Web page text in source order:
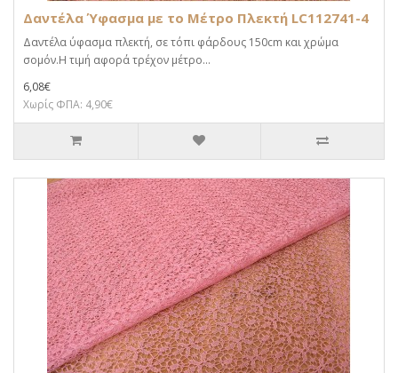
Δαντέλα Ύφασμα με το Μέτρο Πλεκτή LC112741-4
Δαντέλα ύφασμα πλεκτή, σε τόπι φάρδους 150cm και χρώμα
σομόν.Η τιμή αφορά τρέχον μέτρο...
6,08€
Χωρίς ΦΠΑ: 4,90€